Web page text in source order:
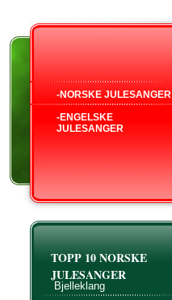
-NORSKE JULESANGER
-ENGELSKE
JULESANGER
TOPP 10 NORSKE
JULESANGER
Bjelleklang